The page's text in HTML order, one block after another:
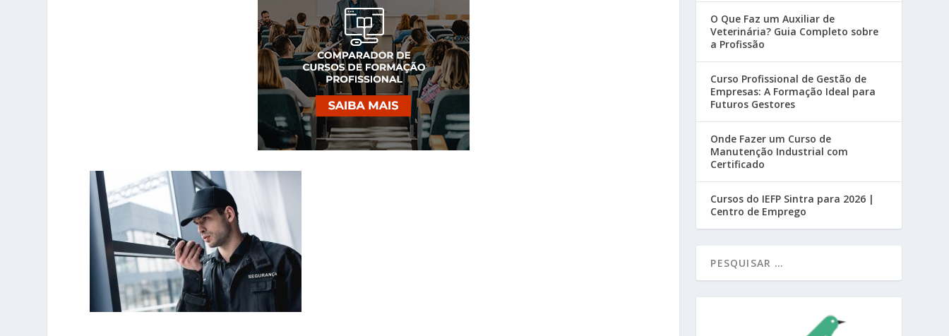
O Que Faz um Auxiliar de
Veterinária? Guia Completo sobre
a Profissão
Curso Profissional de Gestão de
Empresas: A Formação Ideal para
Futuros Gestores
Onde Fazer um Curso de
Manutenção Industrial com
Certificado
Cursos do IEFP Sintra para 2026 |
Centro de Emprego